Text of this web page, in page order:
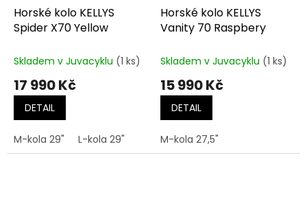
Horské kolo KELLYS
Spider X70 Yellow
Skladem v Juvacyklu (1 ks)
17 990 Kč
DETAIL
M-kola 29" L-kola 29"
Horské kolo KELLYS
Vanity 70 Raspbery
Skladem v Juvacyklu (1 ks)
15 990 Kč
DETAIL
M-kola 27,5"